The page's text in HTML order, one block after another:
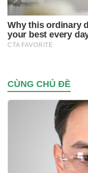
CÙNG CHỦ ĐỀ